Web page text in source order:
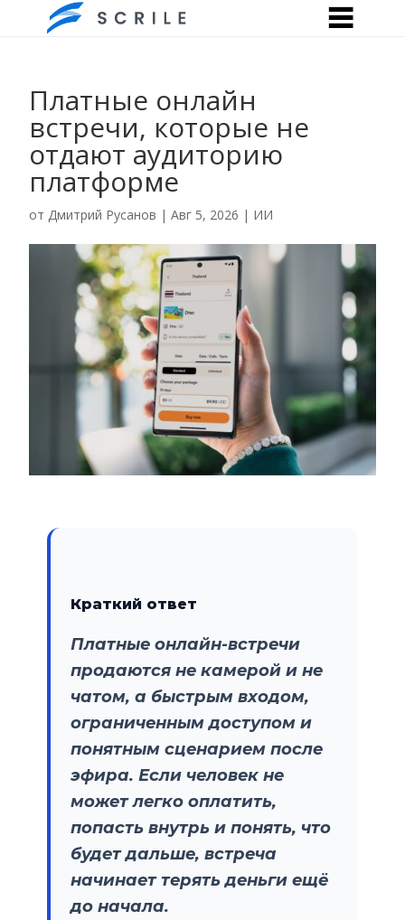
Платные онлайн
встречи, которые не
отдают аудиторию
платформе
от Дмитрий Русанов | Авг 5, 2026 | ИИ
Краткий ответ
Платные онлайн-встречи
продаются не камерой и не
чатом, а быстрым входом,
ограниченным доступом и
понятным сценарием после
эфира. Если человек не
может легко оплатить,
попасть внутрь и понять, что
будет дальше, встреча
начинает терять деньги ещё
до начала.